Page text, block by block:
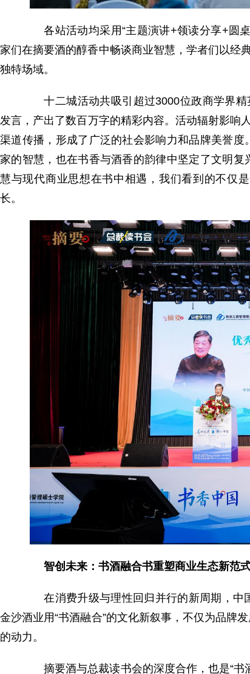
各站活动均采用“主题演讲+领读分享+圆桌
家们在摘要酒的醇香中畅谈商业智慧，学者们以经
独特场域。
十二城活动共吸引超过3000位政商学界精
发言，产出了数百万字的精彩内容。活动辐射影响
渠道传播，形成了广泛的社会影响力和品牌美誉
家的智慧，也在书香与酒香的韵律中坚定了文明
慧与现代商业思想在书中相遇，我们看到的不仅
长。
智创未来：书酒融合书重塑商业生态新范
在消费升级与理性回归并行的新周期，中
金沙酒业用“书酒融合”的文化新叙事，不仅为品牌
的动力。
摘要酒与总裁读书会的深度合作，也是“书